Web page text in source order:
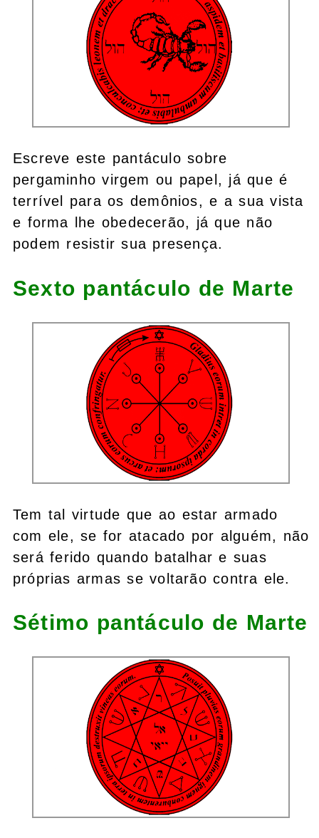
Escreve este pantáculo sobre
pergaminho virgem ou papel, já que é
terrível para os demônios, e a sua vista
e forma lhe obedecerão, já que não
podem resistir sua presença.
Sexto pantáculo de Marte
Tem tal virtude que ao estar armado
com ele, se for atacado por alguém, não
será ferido quando batalhar e suas
próprias armas se voltarão contra ele.
Sétimo pantáculo de Marte